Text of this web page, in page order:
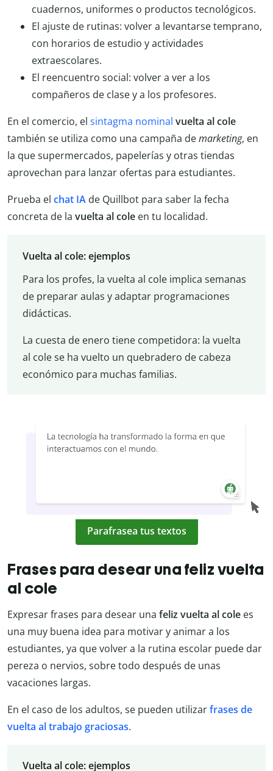
cuadernos, uniformes o productos tecnológicos.
El ajuste de rutinas: volver a levantarse temprano,
con horarios de estudio y actividades
extraescolares.
El reencuentro social: volver a ver a los
compañeros de clase y a los profesores.
En el comercio, el sintagma nominal vuelta al cole
también se utiliza como una campaña demarketing, en
la que supermercados, papelerías y otras tiendas
aprovechan para lanzar ofertas para estudiantes.
Prueba el chat IA de Quillbot para saber la fecha
concreta de la vuelta al cole en tu localidad.
Vuelta al cole: ejemplos
Para los profes, la vuelta al cole implica semanas
de preparar aulas y adaptar programaciones
didácticas.
La cuesta de enero tiene competidora: la vuelta
al cole se ha vuelto un quebradero de cabeza
económico para muchas familias.
Parafrasea tus textos
Frases para desear una feliz vuelta
al cole
Expresar frases para desear una feliz vuelta al cole es
una muy buena idea para motivar y animar a los
estudiantes, ya que volver a la rutina escolar puede dar
pereza o nervios, sobre todo después de unas
vacaciones largas.
En el caso de los adultos, se pueden utilizarfrases de
vuelta al trabajo graciosas.
Vuelta al cole: ejemplos